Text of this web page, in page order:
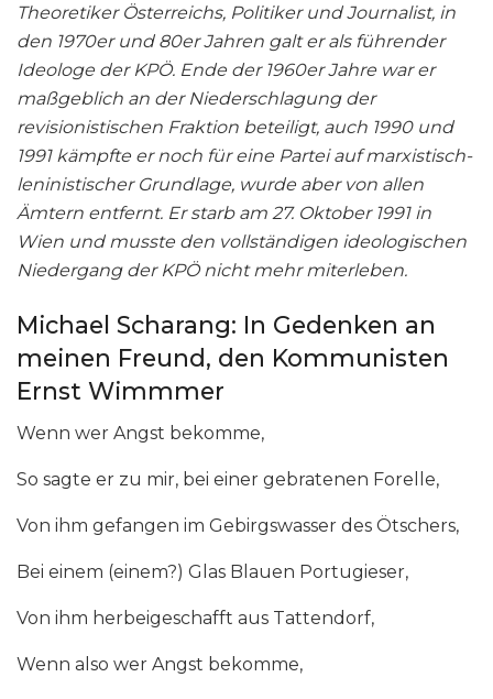
Theoretiker Österreichs, Politiker und Journalist, in
den 1970er und 80er Jahren galt er als führender
Ideologe der KPÖ. Ende der 1960er Jahre war er
maßgeblich an der Niederschlagung der
revisionistischen Fraktion beteiligt, auch 1990 und
1991 kämpfte er noch für eine Partei auf marxistisch-
leninistischer Grundlage, wurde aber von allen
Ämtern entfernt. Er starb am 27. Oktober 1991 in
Wien und musste den vollständigen ideologischen
Niedergang der KPÖ nicht mehr miterleben.
Michael Scharang: In Gedenken an
meinen Freund, den Kommunisten
Ernst Wimmmer
Wenn wer Angst bekomme,
So sagte er zu mir, bei einer gebratenen Forelle,
Von ihm gefangen im Gebirgswasser des Ötschers,
Bei einem (einem?) Glas Blauen Portugieser,
Von ihm herbeigeschafft aus Tattendorf,
Wenn also wer Angst bekomme,